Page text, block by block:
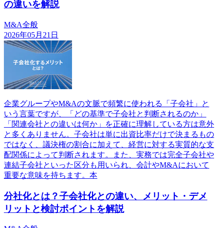
の違いを解説
M&A全般
2026年05月21日
企業グループやM&Aの文脈で頻繁に使われる「子会社」と
いう言葉ですが、「どの基準で子会社と判断されるのか」
「関連会社との違いは何か」を正確に理解している方は意外
と多くありません。子会社は単に出資比率だけで決まるもの
ではなく、議決権の割合に加えて、経営に対する実質的な支
配関係によって判断されます。また、実務では完全子会社や
連結子会社といった区分も用いられ、会計やM&Aにおいて
重要な意味を持ちます。本
分社化とは？子会社化との違い、メリット・デメ
リットと検討ポイントを解説